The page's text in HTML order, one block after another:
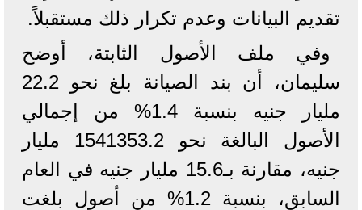
تقديم البيانات وعدم تكرار ذلك مستقبلاً.
وفي ملف الأصول الثابتة، أوضح
سليمان، أن بند الصيانة بلغ نحو 22.2
مليار جنيه بنسبة 1.4% من إجمالي
الأصول البالغة نحو 1541353.2 مليار
جنيه، مقارنة بـ15.6 مليار جنيه في العام
السابق، بنسبة 1.2% من أصول بلغت